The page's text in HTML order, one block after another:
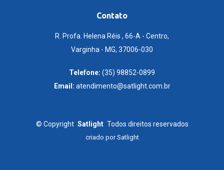
Contato
R. Profa. Helena Réis , 66-A - Centro,
Varginha - MG, 37006-030
Telefone: (35) 98852-0899
Email: atendimento@satlight.com.br
© Copyright Satlight Todos direitos reservados
criado porSatlight